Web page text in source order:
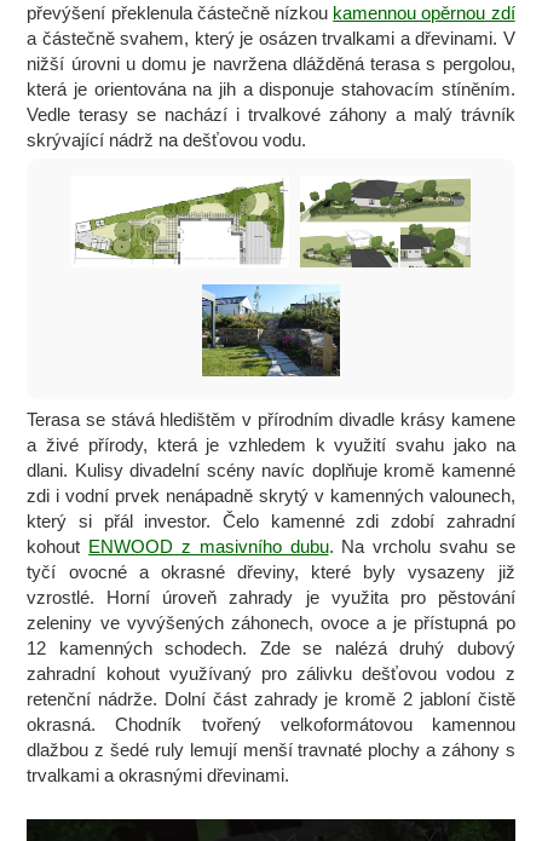
převýšení překlenula částečně nízkou kamennou opěrnou zdí
a částečně svahem, který je osázen trvalkami a dřevinami. V
nižší úrovni u domu je navržena dlážděná terasa s pergolou,
která je orientována na jih a disponuje stahovacím stíněním.
Vedle terasy se nachází i trvalkové záhony a malý trávník
skrývající nádrž na dešťovou vodu.
Terasa se stává hledištěm v přírodním divadle krásy kamene
a živé přírody, která je vzhledem k využití svahu jako na
dlani. Kulisy divadelní scény navíc doplňuje kromě kamenné
zdi i vodní prvek nenápadně skrytý v kamenných valounech,
který si přál investor. Čelo kamenné zdi zdobí zahradní
kohout ENWOOD z masivního dubu. Na vrcholu svahu se
tyčí ovocné a okrasné dřeviny, které byly vysazeny již
vzrostlé. Horní úroveň zahrady je využita pro pěstování
zeleniny ve vyvýšených záhonech, ovoce a je přístupná po
12 kamenných schodech. Zde se nalézá druhý dubový
zahradní kohout využívaný pro zálivku dešťovou vodou z
retenční nádrže. Dolní část zahrady je kromě 2 jabloní čistě
okrasná. Chodník tvořený velkoformátovou kamennou
dlažbou z šedé ruly lemují menší travnaté plochy a záhony s
trvalkami a okrasnými dřevinami.